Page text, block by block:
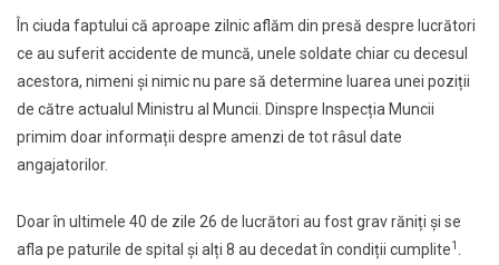
În ciuda faptului că aproape zilnic aflăm din presă despre lucrători
ce au suferit accidente de muncă, unele soldate chiar cu decesul
acestora, nimeni și nimic nu pare să determine luarea unei poziții
de către actualul Ministru al Muncii. Dinspre Inspecția Muncii
primim doar informații despre amenzi de tot râsul date
angajatorilor.
Doar în ultimele 40 de zile 26 de lucrători au fost grav răniți și se
afla pe paturile de spital și alți 8 au decedat în condiții cumplite1